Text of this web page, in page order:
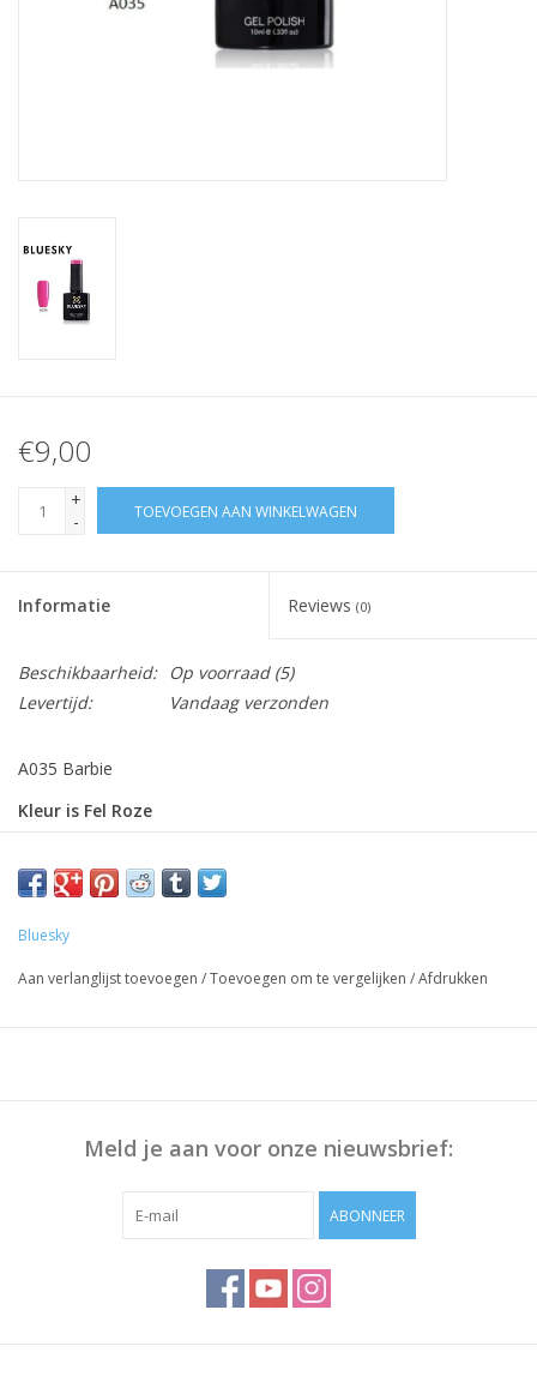
€9,00
+
-
TOEVOEGEN AAN WINKELWAGEN
Informatie Reviews (0)
Beschikbaarheid: Op voorraad(5)
Levertijd:
Vandaag verzonden
A035 Barbie
Kleur is Fel Roze
Duw de Nagelriem terug met bokkenpoot, Polijst eventueel het
nageloppervlak en maak deze schoon met Bluesky Cleanser
Veeg het plaklaagje af met Bluesky Cleanser of 70% Alcohol
Bluesky
Aan verlanglijst toevoegen /Toevoegen om te vergelijken /Afdrukken
Meld je aan voor onze nieuwsbrief:
ABONNEER